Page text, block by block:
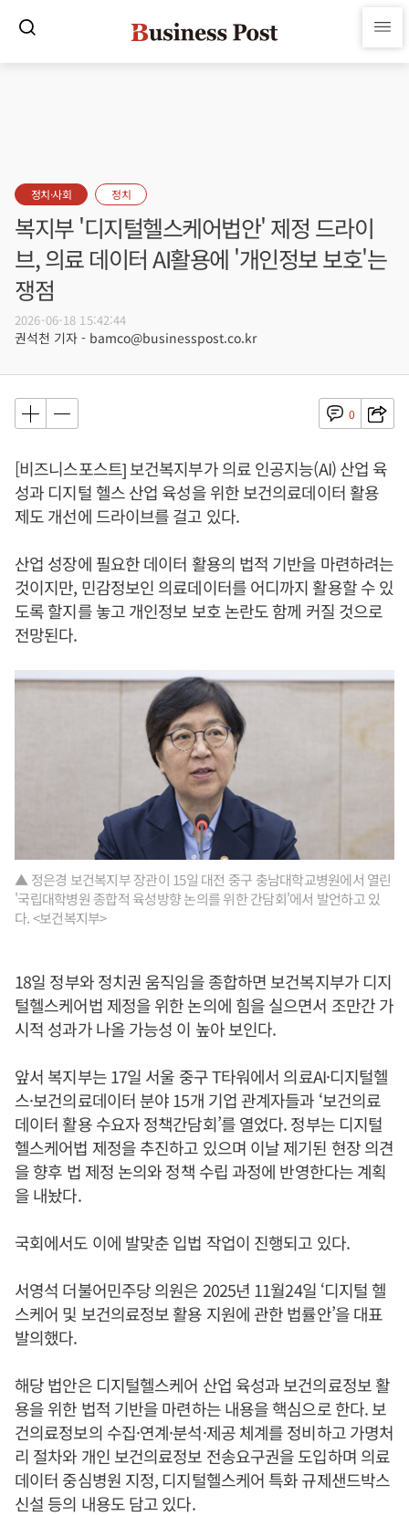
정치·사회 정치
복지부 '디지털헬스케어법안' 제정 드라이
브, 의료 데이터 AI활용에 '개인정보 보호'는
쟁점
2026-06-18 15:42:44
권석천 기자 - bamco@businesspost.co.kr
0
[비즈니스포스트] 보건복지부가 의료 인공지능(AI) 산업 육
성과 디지털 헬스 산업 육성을 위한 보건의료데이터 활용
제도 개선에 드라이브를 걸고 있다.
산업 성장에 필요한 데이터 활용의 법적 기반을 마련하려는
것이지만, 민감정보인 의료데이터를 어디까지 활용할 수 있
도록 할지를 놓고 개인정보 보호 논란도 함께 커질 것으로
전망된다.
▲ 정은경 보건복지부 장관이 15일 대전 중구 충남대학교병원에서 열린
'국립대학병원 종합적 육성방향 논의를 위한 간담회'에서 발언하고 있
다. <보건복지부>
18일 정부와 정치권 움직임을 종합하면 보건복지부가 디지
털헬스케어법 제정을 위한 논의에 힘을 실으면서 조만간 가
시적 성과가 나올 가능성 이 높아 보인다.
앞서 복지부는 17일 서울 중구 T타워에서 의료AI·디지털헬
스·보건의료데이터 분야 15개 기업 관계자들과 ‘보건의료
데이터 활용 수요자 정책간담회’를 열었다. 정부는 디지털
헬스케어법 제정을 추진하고 있으며 이날 제기된 현장 의견
을 향후 법 제정 논의와 정책 수립 과정에 반영한다는 계획
을 내놨다.
국회에서도 이에 발맞춘 입법 작업이 진행되고 있다.
서영석 더불어민주당 의원은 2025년 11월24일 ‘디지털 헬
스케어 및 보건의료정보 활용 지원에 관한 법률안’을 대표
발의했다.
해당 법안은 디지털헬스케어 산업 육성과 보건의료정보 활
용을 위한 법적 기반을 마련하는 내용을 핵심으로 한다. 보
건의료정보의 수집·연계·분석·제공 체계를 정비하고 가명처
리 절차와 개인 보건의료정보 전송요구권을 도입하며 의료
데이터 중심병원 지정, 디지털헬스케어 특화 규제샌드박스
신설 등의 내용도 담고 있다.